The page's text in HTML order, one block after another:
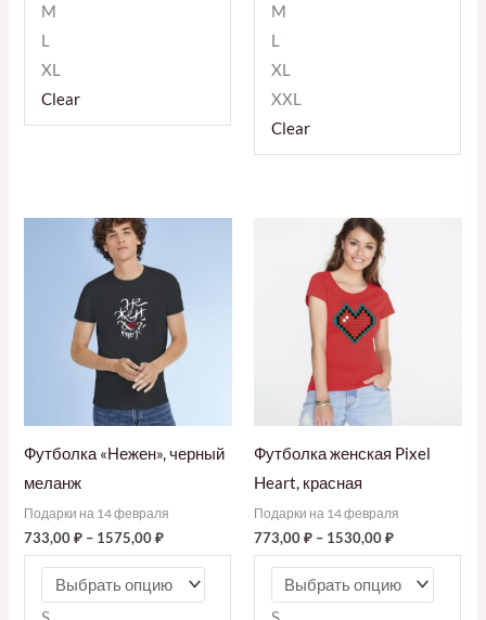
M
L
XL
Clear
M
L
XL
XXL
Clear
Футболка «Нежен», черный
меланж
Подарки на 14 февраля
733,00₽ – 1575,00₽
Футболка женская Pixel
Heart, красная
Подарки на 14 февраля
773,00₽ – 1530,00₽